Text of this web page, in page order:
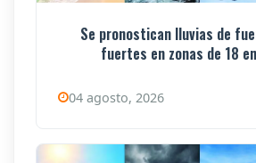
Se pronostican lluvias de
fuertes en zonas de 18
04 agosto, 2026